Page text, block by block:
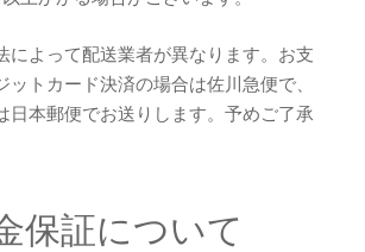
によって配送業者が異なります。お支
ットカード決済の場合は佐川急便で、
日本郵便でお送りします。予めご了承
保証について